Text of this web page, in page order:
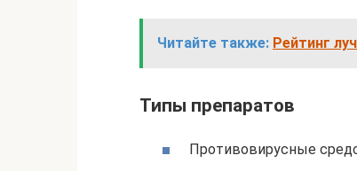
Читайте также: Рейтинг
Типы препаратов
Противовирусные